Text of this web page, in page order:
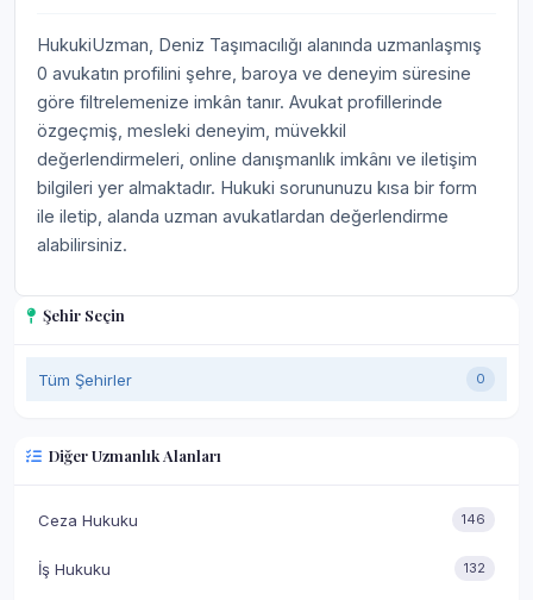
Şehir Seçin
Tüm Şehirler 0
Diğer Uzmanlık Alanları
Ceza Hukuku 146
İş Hukuku 132
HukukiUzman, Deniz Taşımacılığı alanında uzmanlaşmış
0 avukatın profilini şehre, baroya ve deneyim süresine
göre filtrelemenize imkân tanır. Avukat profillerinde
özgeçmiş, mesleki deneyim, müvekkil
değerlendirmeleri, online danışmanlık imkânı ve iletişim
bilgileri yer almaktadır. Hukuki sorununuzu kısa bir form
ile iletip, alanda uzman avukatlardan değerlendirme
alabilirsiniz.